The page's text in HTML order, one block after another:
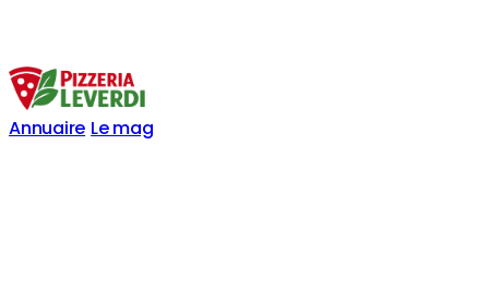
Annuaire Le mag